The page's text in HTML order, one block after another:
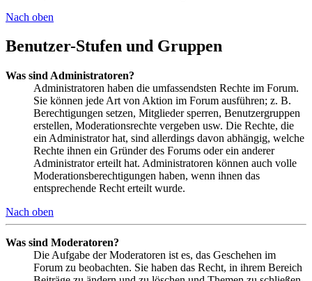
Nach oben
Benutzer-Stufen und Gruppen
Was sind Administratoren?
Administratoren haben die umfassendsten Rechte im Forum.
Sie können jede Art von Aktion im Forum ausführen; z. B.
Berechtigungen setzen, Mitglieder sperren, Benutzergruppen
erstellen, Moderationsrechte vergeben usw. Die Rechte, die
ein Administrator hat, sind allerdings davon abhängig, welche
Rechte ihnen ein Gründer des Forums oder ein anderer
Administrator erteilt hat. Administratoren können auch volle
Moderationsberechtigungen haben, wenn ihnen das
entsprechende Recht erteilt wurde.
Nach oben
Was sind Moderatoren?
Die Aufgabe der Moderatoren ist es, das Geschehen im
Forum zu beobachten. Sie haben das Recht, in ihrem Bereich